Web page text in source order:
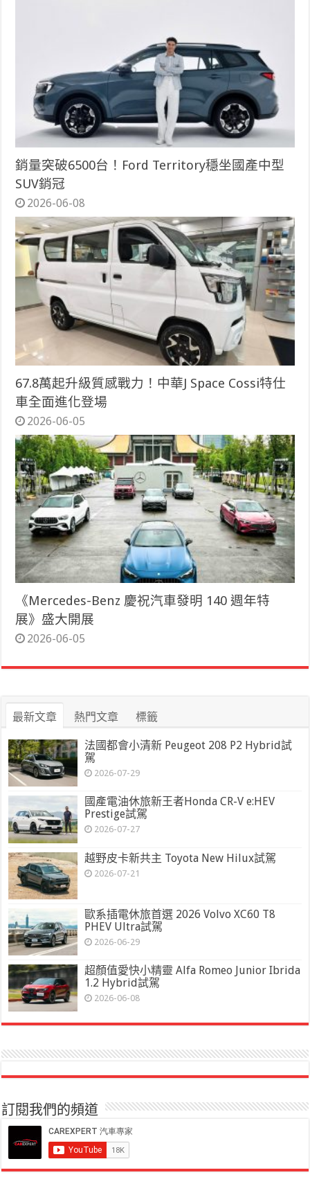
銷量突破6500台！Ford Territory穩坐國產中型
SUV銷冠
2026-06-08
67.8萬起升級質感戰力！中華J Space Cossi特仕
車全面進化登場
2026-06-05
《Mercedes-Benz 慶祝汽車發明 140 週年特
展》盛大開展
2026-06-05
最新文章 熱門文章 標籤
法國都會小清新 Peugeot 208 P2 Hybrid試
駕
2026-07-29
國產電油休旅新王者Honda CR-V e:HEV
Prestige試駕
2026-07-27
越野皮卡新共主 Toyota New Hilux試駕
2026-07-21
歐系插電休旅首選 2026 Volvo XC60 T8
PHEV Ultra試駕
2026-06-29
超顏值愛快小精靈 Alfa Romeo Junior Ibrida
1.2 Hybrid試駕
2026-06-08
訂閱我們的頻道